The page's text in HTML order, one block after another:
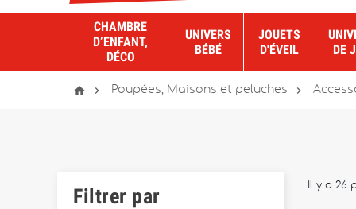
CHAMBRE
D’ENFANT,
DÉCO
UNIVERS
BÉBÉ
JOUETS
D'ÉVEIL
DE
  Poupées, Maisons et peluches 
Filtrer par Il y a 26